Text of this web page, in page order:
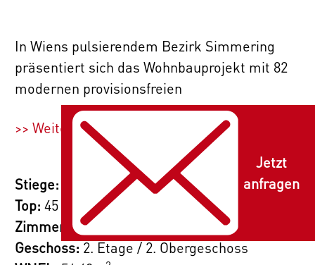
In Wiens pulsierendem Bezirk Simmering
präsentiert sich das Wohnbauprojekt mit 82
modernen provisionsfreien
Eigentumswohnungen. Dieser Wohnbau
umfasst 2- und 3-Zimmer-Varianten, um den
unterschiedlichen Bedürfnissen gerecht zu
werden. Das Gebäude erstreckt sich über 5
Geschosse und bietet eine vielfältige
Auswahl von 39m² bis 62m² großen
Wohnungen. Zusätzlich verfügt jede dieser
Wohnungen über eine eigene Freifläche,
>> Weiterlesen
Stiege:
Top: 45
Zimmer:
3
Geschoss: 2. Etage / 2. Obergeschoss
Jetzt
anfragen